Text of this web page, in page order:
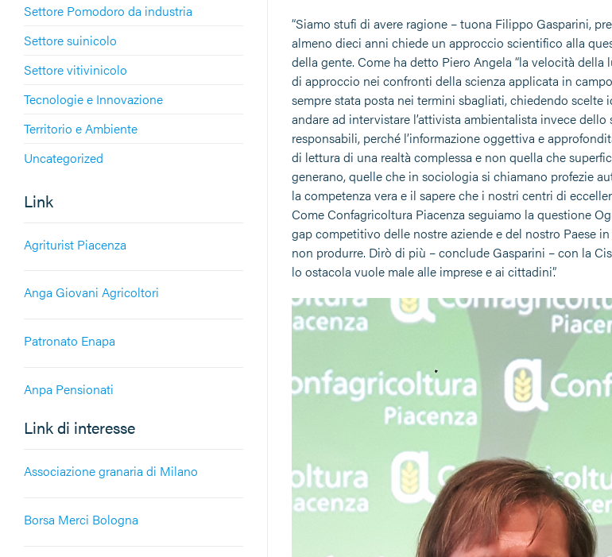
Settore Pomodoro da industria
Settore suinicolo
Settore vitivinicolo
Tecnologie e Innovazione
Territorio e Ambiente
Uncategorized
Link
Agriturist Piacenza
Anga Giovani Agricoltori
Patronato Enapa
Anpa Pensionati
Link di interesse
Associazione granaria di Milano
Borsa Merci Bologna
“Siamo stufi di avere ragione – tuona Filippo Gasparini,
almeno dieci anni chiede un approccio scientifico alla
della gente. Come ha detto Piero Angela “la velocità
di approccio nei confronti della scienza applicata in
sempre stata posta nei termini sbagliati, chiedendo
andare ad intervistare l’attivista ambientalista invece
responsabili, perché l’informazione oggettiva e
di lettura di una realtà complessa e non quella che
generano, quelle che in sociologia si chiamano profezie
la competenza vera e il sapere che i nostri centri di
Come Confagricoltura Piacenza seguiamo la questione
gap competitivo delle nostre aziende e del nostro Paese
non produrre. Dirò di più – conclude Gasparini – con la
lo ostacola vuole male alle imprese e ai cittadini”.